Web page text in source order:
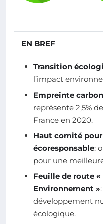
EN BREF
Transition
l’impact
Empreinte
représente 2,5%
France en 2020.
Haut comité
écoresponsable:
pour une
Feuille de route
Environnement »
développement
écologique.